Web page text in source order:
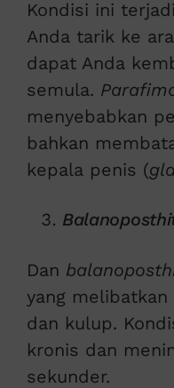
Kondisi ini
Anda tarik ke
dapat Anda
semula.
menyebabkan
bahkan
kepala penis (
Dan
yang
dan kulup.
kronis dan
sekunder.